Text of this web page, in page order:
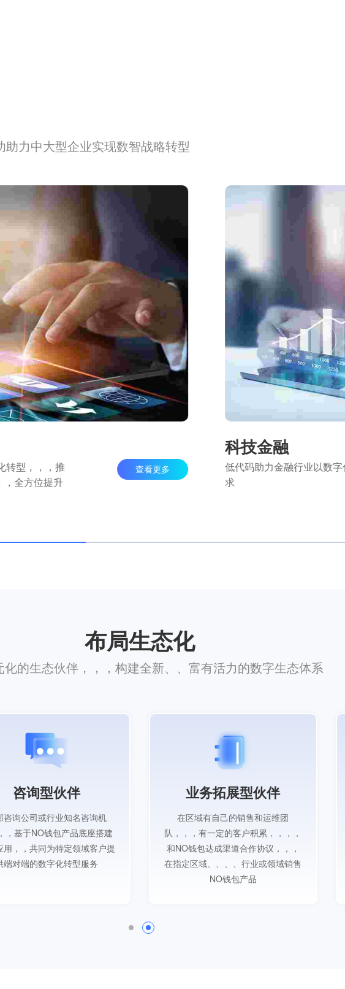
力中大型企业实现数智战略转型
转型，，，推
全方位提升
查看更多
科技金融
低代码助力金融行业以数
求
布局生态化
的生态伙伴，，，构建全新、、富有活力的数字生态体系
咨询型伙伴
咨询公司或行业知名咨询机
，基于NO钱包产品底座搭建
用，，共同为特定领域客户提
端对端的数字化转型服务
业务拓展型伙伴
在区域有自己的销售和运维团
队，，，有一定的客户积累，，，，
和NO钱包达成渠道合作协议，，，
在指定区域、、、、行业或领域销售
NO钱包产品